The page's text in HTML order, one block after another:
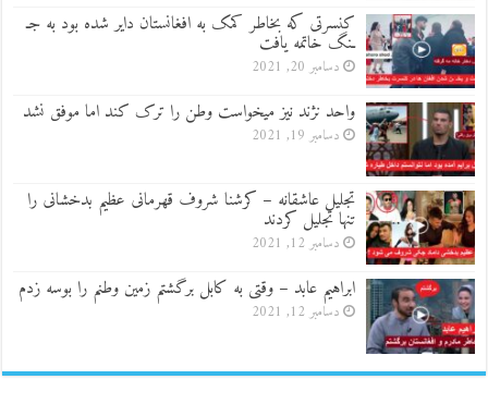
کنسرتی که بخاطر کمک به افغانستان دایر شده بود به جـ
ـنگ خاتمه یافت
دسامبر 20, 2021
واحد نژند نیز میخواست وطن را ترک کند اما موفق نشد
دسامبر 19, 2021
تجلیل عاشقانه – کرشنا شروف قهرمانی عظیم بدخشانی را
تنها تجلیل کردند
دسامبر 12, 2021
ابراهیم عابد – وقتی به کابل برگشتم زمین وطنم را بوسه زدم
دسامبر 12, 2021